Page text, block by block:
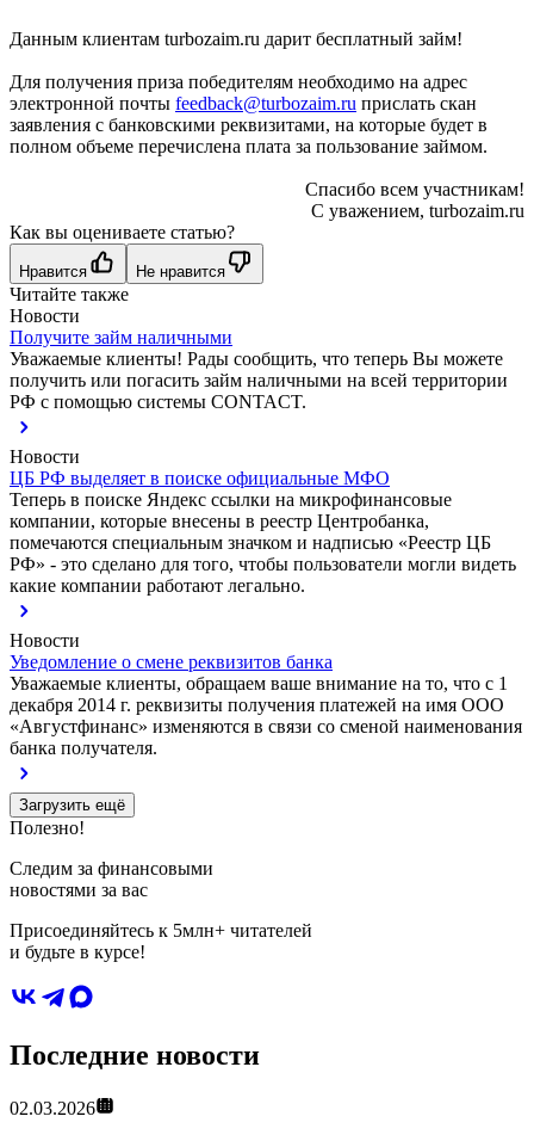
Данным клиентам turbozaim.ru дарит бесплатный займ!
Для получения приза победителям необходимо на адрес
электронной почты feedback@turbozaim.ru прислать скан
заявления с банковскими реквизитами, на которые будет в
полном объеме перечислена плата за пользование займом.
Спасибо всем участникам!
С уважением, turbozaim.ru
Как вы оцениваете статью?
Нравится Не нравится
Читайте также
Новости
Получите займ наличными
Уважаемые клиенты! Рады сообщить, что теперь Вы можете
получить или погасить займ наличными на всей территории
РФ с помощью системы CONTACT.
Новости
ЦБ РФ выделяет в поиске официальные МФО
Теперь в поиске Яндекс ссылки на микрофинансовые
компании, которые внесены в реестр Центробанка,
помечаются специальным значком и надписью «Реестр ЦБ
РФ» - это сделано для того, чтобы пользователи могли видеть
какие компании работают легально.
Новости
Уведомление о смене реквизитов банка
Уважаемые клиенты, обращаем ваше внимание на то, что с 1
декабря 2014 г. реквизиты получения платежей на имя ООО
«Августфинанс» изменяются в связи со сменой наименования
банка получателя.
Загрузить ещё
Полезно!
Следим за финансовыми
новостями за вас
Присоединяйтесь к 5млн+ читателей
и будьте в курсе!
Последние новости
02.03.2026